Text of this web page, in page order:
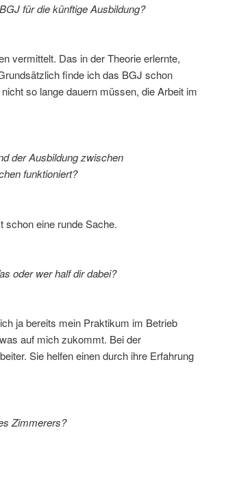
für die künftige Ausbildung?
vermittelt. Das in der Theorie erlernte,
finde ich das BGJ schon
so lange dauern müssen, die Arbeit im
der Ausbildung zwischen
funktioniert?
schon eine runde Sache.
oder wer half dir dabei?
ja bereits mein Praktikum im Betrieb
auf mich zukommt. Bei der
Sie helfen einen durch ihre Erfahrung
Zimmerers?